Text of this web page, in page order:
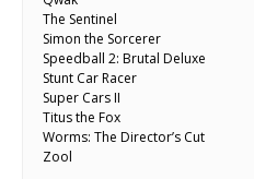
The Sentinel
Simon the Sorcerer
Speedball 2: Brutal Deluxe
Stunt Car Racer
Super Cars II
Titus the Fox
Worms: The Director’s Cut
Zool